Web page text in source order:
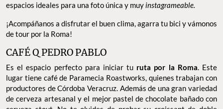
espacios ideales para una foto única y muyinstagrameable.
¡Acompáñanos a disfrutar el buen clima, agarra tu bici y vámonos
de tour por la Roma!
CAFÉ Q PEDRO PABLO
Es el espacio perfecto para iniciar tu ruta por la Roma. Este
lugar tiene café de Paramecia Roastworks, quienes trabajan con
productores de Córdoba Veracruz. Además de una gran variedad
de cerveza artesanal y el mejor pastel de chocolate bañado con